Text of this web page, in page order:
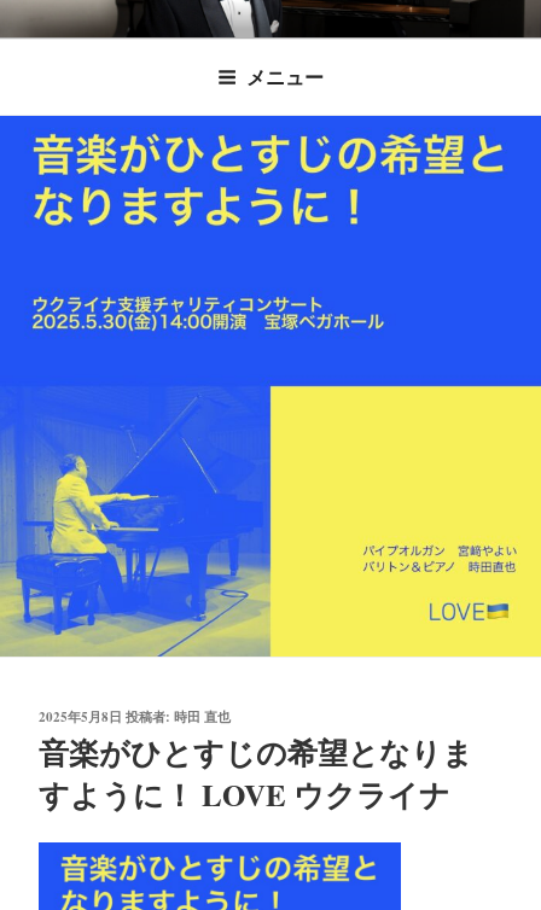
コ
ン
時田直也 声楽
家/BARITONE
歌うことは希望を語ること、生きることは喜
びも悲しみもわかちあうことかけがえのない
あなたに「いのちの歌」をお届けします。
メニュー
投
稿
日:
2025年5月8日 投稿者: 時田 直也
音楽がひとすじの希望となりま
すように！ LOVE ウクライナ